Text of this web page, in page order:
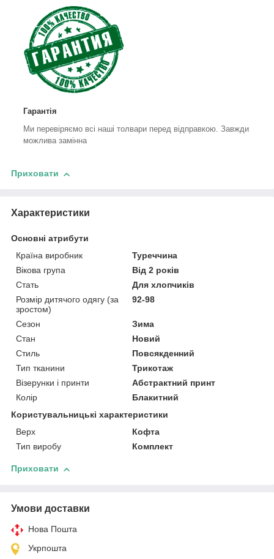
Гарантія
Ми перевіряємо всі наші толвари перед відправкою. Завжди
можлива замінна
Приховати
Характеристики
Основні атрибути
Країна виробник
Туреччина
Вікова група
Від 2 років
Стать
Для хлопчиків
Розмір дитячого одягу (за
зростом)
92-98
Сезон
Зима
Стан
Новий
Стиль
Повсякденний
Тип тканини
Трикотаж
Візерунки і принти
Абстрактний принт
Колір
Блакитний
Користувальницькі характеристики
Верх
Кофта
Тип виробу
Комплект
Приховати
Умови доставки
Нова Пошта
Укрпошта